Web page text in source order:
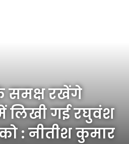
समक्ष रखेंगे
लिखी गई रघुवंश
: नीतीश कुमार